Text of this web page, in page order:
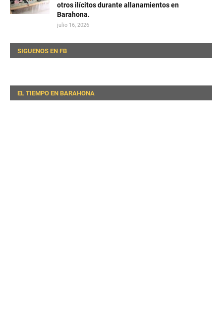
otros ilícitos durante allanamientos en
Barahona.
julio 16, 2026
SIGUENOS EN FB
EL TIEMPO EN BARAHONA